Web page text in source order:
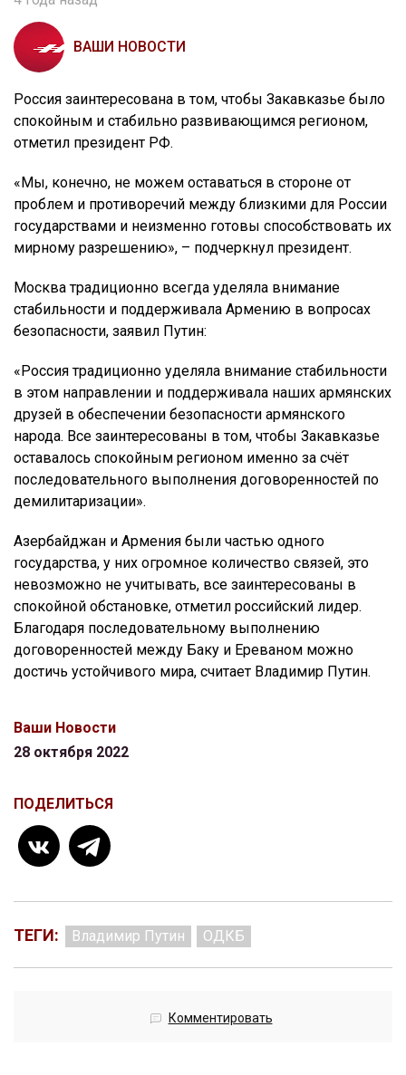
ВАШИ НОВОСТИ
Россия заинтересована в том, чтобы Закавказье было
спокойным и стабильно развивающимся регионом,
отметил президент РФ.
«Мы, конечно, не можем оставаться в стороне от
проблем и противоречий между близкими для России
государствами и неизменно готовы способствовать их
мирному разрешению», – подчеркнул президент.
Москва традиционно всегда уделяла внимание
стабильности и поддерживала Армению в вопросах
безопасности, заявил Путин:
«Россия традиционно уделяла внимание стабильности
в этом направлении и поддерживала наших армянских
друзей в обеспечении безопасности армянского
народа. Все заинтересованы в том, чтобы Закавказье
оставалось спокойным регионом именно за счёт
последовательного выполнения договоренностей по
демилитаризации».
Азербайджан и Армения были частью одного
государства, у них огромное количество связей, это
невозможно не учитывать, все заинтересованы в
спокойной обстановке, отметил российский лидер.
Благодаря последовательному выполнению
договоренностей между Баку и Ереваном можно
достичь устойчивого мира, считает Владимир Путин.
Ваши Новости
28 октября 2022
ПОДЕЛИТЬСЯ
ТЕГИ: Владимир Путин ОДКБ
Комментировать